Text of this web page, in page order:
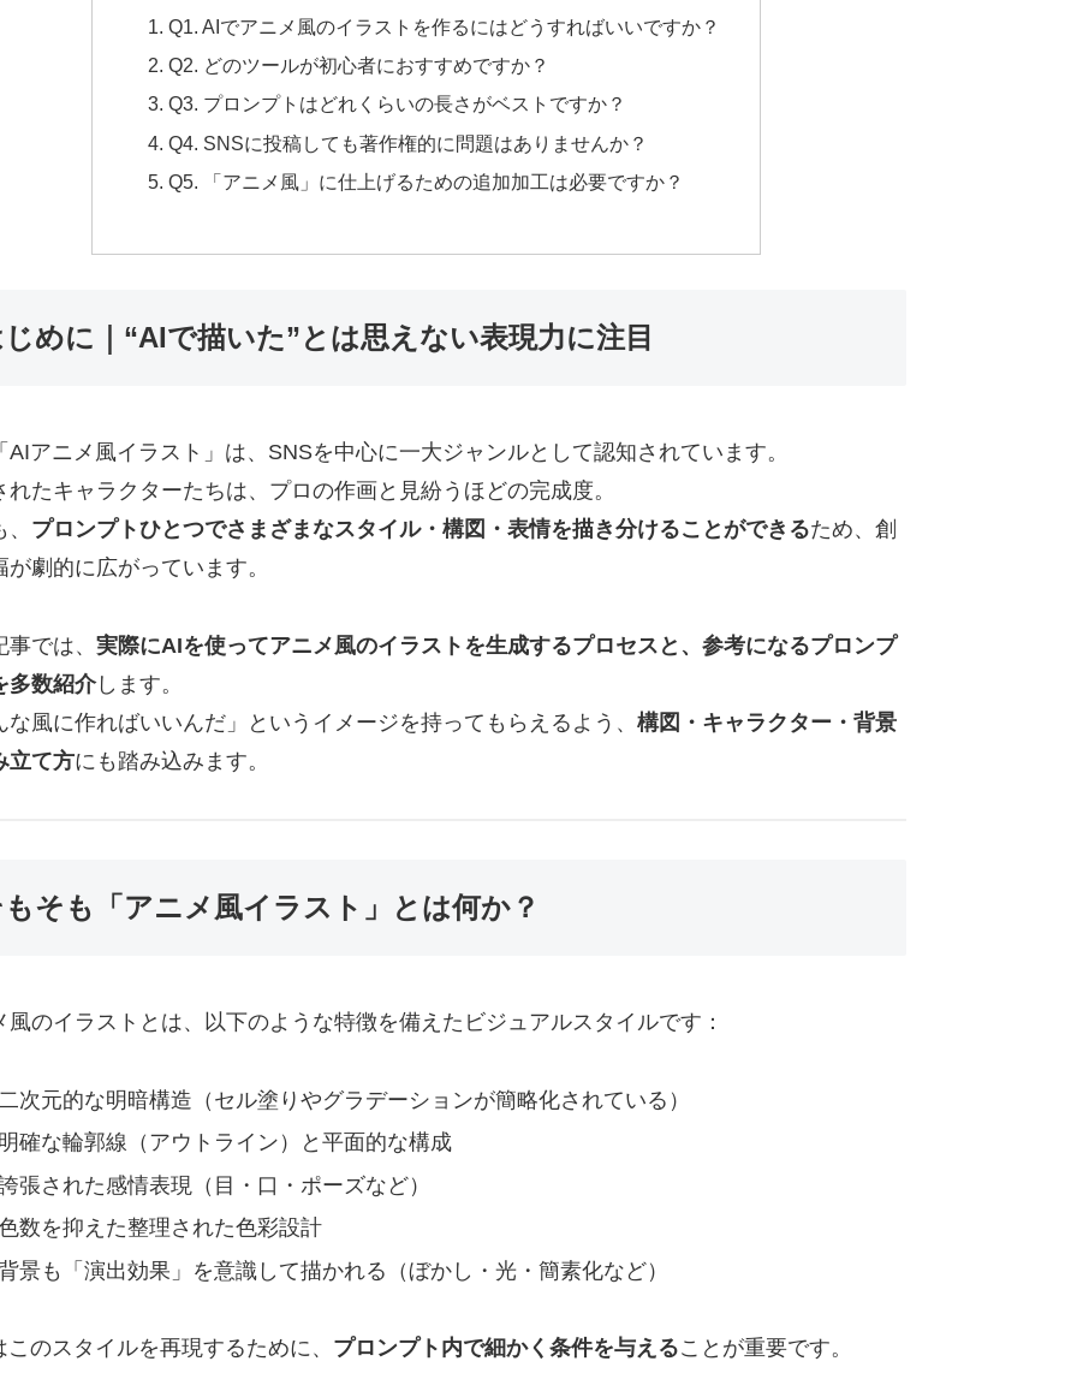
Q1. AIでアニメ風のイラストを作るにはどうすればいいですか？
Q2. どのツールが初心者におすすめですか？
Q3. プロンプトはどれくらいの長さがベストですか？
Q4. SNSに投稿しても著作権的に問題はありませんか？
Q5. 「アニメ風」に仕上げるための追加加工は必要ですか？
めに｜“AIで描いた”とは思えない表現力に注目
AIアニメ風イラスト」は、SNSを中心に一大ジャンルとして認知されています。
れたキャラクターたちは、プロの作画と見紛うほどの完成度。
プロンプトひとつでさまざまなスタイル・構図・表情を描き分けることができるため、創
が劇的に広がっています。
では、 実際にAIを使ってアニメ風のイラストを生成するプロセスと、参考になるプロンプ
多数紹介します。
な風に作ればいいんだ」というイメージを持ってもらえるよう、 構図・キャラクター・背景
立て方にも踏み込みます。
そも「アニメ風イラスト」とは何か？
風のイラストとは、以下のような特徴を備えたビジュアルスタイルです：
次元的な明暗構造（セル塗りやグラデーションが簡略化されている）
確な輪郭線（アウトライン）と平面的な構成
張された感情表現（目・口・ポーズなど）
数を抑えた整理された色彩設計
景も「演出効果」を意識して描かれる（ぼかし・光・簡素化など）
このスタイルを再現するために、 プロンプト内で細かく条件を与えることが重要です。